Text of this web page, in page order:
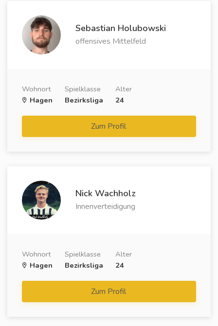
Sebastian Holubowski
offensives Mittelfeld
Wohnort
Hagen
Spielklasse
Bezirksliga
Alter
24
Zum Profil
Nick Wachholz
Innenverteidigung
Wohnort
Hagen
Spielklasse
Bezirksliga
Alter
24
Zum Profil